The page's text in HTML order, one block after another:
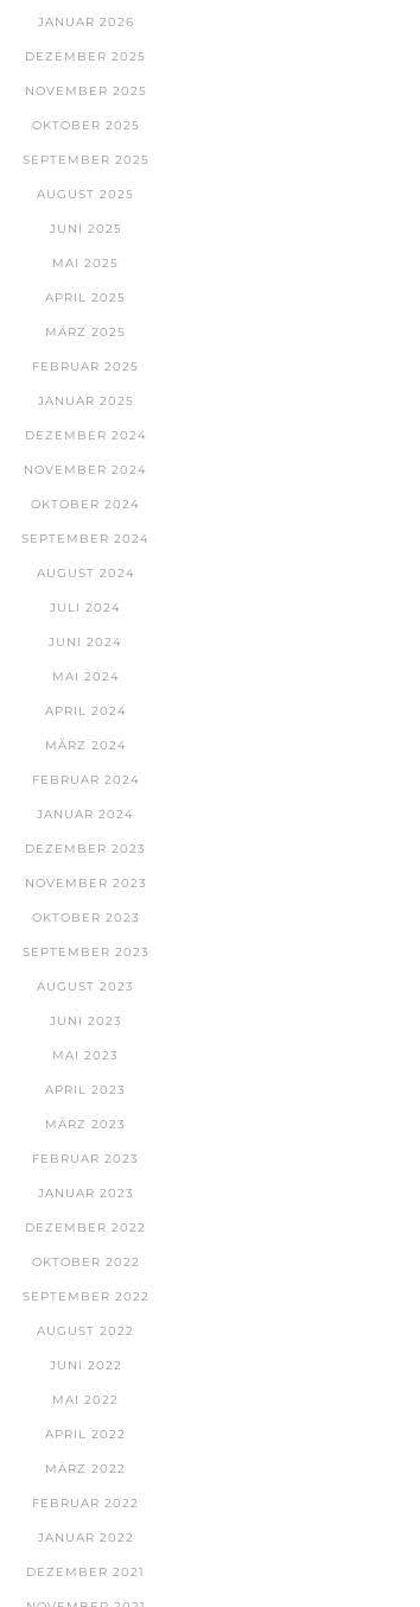
JANUAR 2026
DEZEMBER 2025
NOVEMBER 2025
OKTOBER 2025
SEPTEMBER 2025
AUGUST 2025
JUNI 2025
MAI 2025
APRIL 2025
MÄRZ 2025
FEBRUAR 2025
JANUAR 2025
DEZEMBER 2024
NOVEMBER 2024
OKTOBER 2024
SEPTEMBER 2024
AUGUST 2024
JULI 2024
JUNI 2024
MAI 2024
APRIL 2024
MÄRZ 2024
FEBRUAR 2024
JANUAR 2024
DEZEMBER 2023
NOVEMBER 2023
OKTOBER 2023
SEPTEMBER 2023
AUGUST 2023
JUNI 2023
MAI 2023
APRIL 2023
MÄRZ 2023
FEBRUAR 2023
JANUAR 2023
DEZEMBER 2022
OKTOBER 2022
SEPTEMBER 2022
AUGUST 2022
JUNI 2022
MAI 2022
APRIL 2022
MÄRZ 2022
FEBRUAR 2022
JANUAR 2022
DEZEMBER 2021